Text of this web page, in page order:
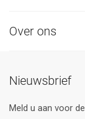
Over ons
Nieuwsbrief
Meld u aan voor